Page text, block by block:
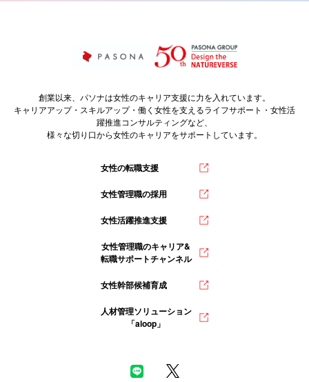
創業以来、パソナは女性のキャリア支援に力を入れています。
キャリアアップ・スキルアップ・働く女性を支えるライフサポート・女性活
躍推進コンサルティングなど、
様々な切り口から女性のキャリアをサポートしています。
女性の転職支援
女性管理職の採用
女性活躍推進支援
女性管理職のキャリア&
転職サポートチャンネル
女性幹部候補育成
人材管理ソリューション
「aloop」